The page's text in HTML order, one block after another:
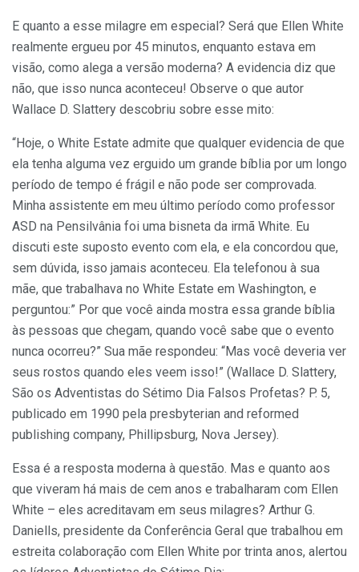
E quanto a esse milagre em especial? Será que Ellen White
realmente ergueu por 45 minutos, enquanto estava em
visão, como alega a versão moderna? A evidencia diz que
não, que isso nunca aconteceu! Observe o que autor
Wallace D. Slattery descobriu sobre esse mito:
“Hoje, o White Estate admite que qualquer evidencia de que
ela tenha alguma vez erguido um grande bíblia por um longo
período de tempo é frágil e não pode ser comprovada.
Minha assistente em meu último período como professor
ASD na Pensilvânia foi uma bisneta da irmã White. Eu
discuti este suposto evento com ela, e ela concordou que,
sem dúvida, isso jamais aconteceu. Ela telefonou à sua
mãe, que trabalhava no White Estate em Washington, e
perguntou:” Por que você ainda mostra essa grande bíblia
às pessoas que chegam, quando você sabe que o evento
nunca ocorreu?” Sua mãe respondeu: “Mas você deveria ver
seus rostos quando eles veem isso!” (Wallace D. Slattery,
São os Adventistas do Sétimo Dia Falsos Profetas? P. 5,
publicado em 1990 pela presbyterian and reformed
publishing company, Phillipsburg, Nova Jersey).
Essa é a resposta moderna à questão. Mas e quanto aos
que viveram há mais de cem anos e trabalharam com Ellen
White – eles acreditavam em seus milagres? Arthur G.
Daniells, presidente da Conferência Geral que trabalhou em
estreita colaboração com Ellen White por trinta anos, alertou